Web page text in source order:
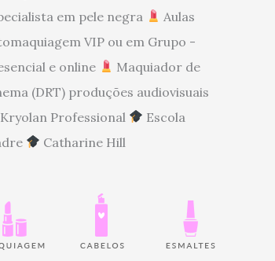
em pele negra
Aulas
VIP ou em Grupo -
e online
Maquiador de
(DRT) produções audiovisuais
Kryolan Professional
Escola
Catharine Hill